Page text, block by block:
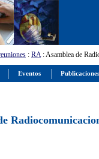
: RA: Asamblea de
Eventos Publicaciones